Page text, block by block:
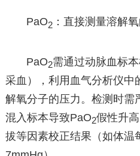
PaO2 ：直接测量溶解
PaO2需通过动脉血标
采血），利用血气分析仪中
解氧分子的压力。检测时需
混入标本导致PaO2假性升
拔等因素校正结果（如体